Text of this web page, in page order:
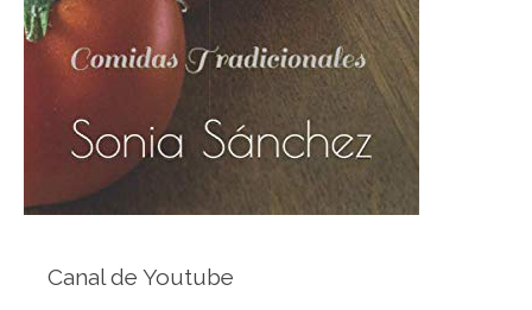
Canal de Youtube